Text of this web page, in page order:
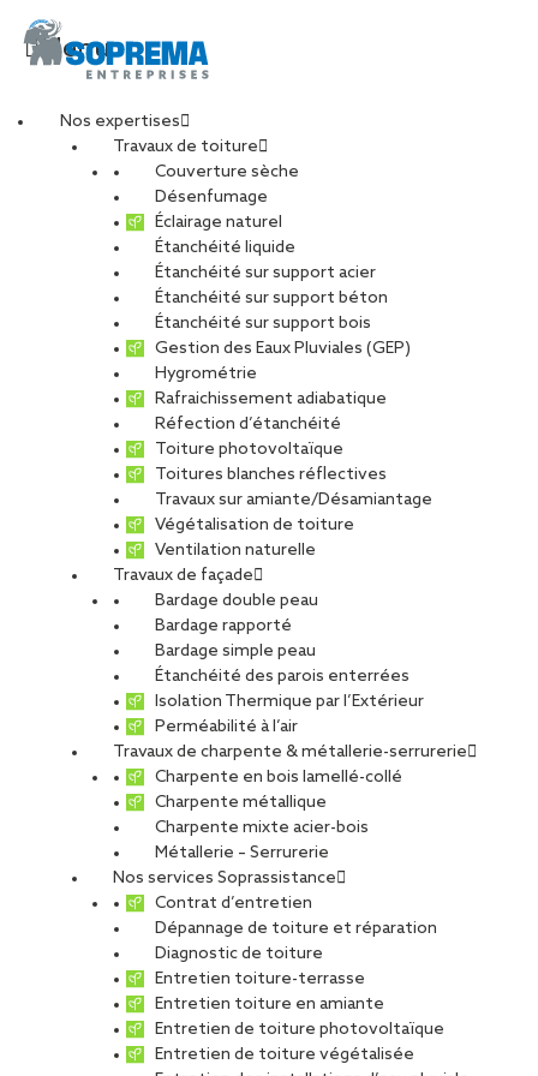
Menu
Nos expertises
Travaux de toiture
Couverture sèche
Désenfumage
Éclairage naturel
Étanchéité liquide
Étanchéité sur support acier
Étanchéité sur support béton
Étanchéité sur support bois
Gestion des Eaux Pluviales (GEP)
Hygrométrie
Rafraichissement adiabatique
Réfection d’étanchéité
Toiture photovoltaïque
Toitures blanches réflectives
Travaux sur amiante/Désamiantage
Végétalisation de toiture
Ventilation naturelle
Travaux de façade
Bardage double peau
Bardage rapporté
Bardage simple peau
Étanchéité des parois enterrées
Isolation Thermique par l’Extérieur
Perméabilité à l’air
Travaux de charpente & métallerie-serrurerie
Charpente en bois lamellé-collé
Charpente métallique
Charpente mixte acier-bois
Métallerie – Serrurerie
Nos services Soprassistance
Contrat d’entretien
Dépannage de toiture et réparation
Diagnostic de toiture
Entretien toiture-terrasse
Entretien toiture en amiante
Entretien de toiture photovoltaïque
Entretien de toiture végétalisée
SOPREMA
ENTREPRISES Agence
Metz
TOUS CARRIÈRE
DÉVELOPPEMENT DURABLE
ENTRETIEN ET MAINTENANCE PHOTOVOLTAÏQUE
RÉNOVATION RÉSEAU
Réemploi des aciers : comment un
chantier des années 1960 relève le
défi bas carbone